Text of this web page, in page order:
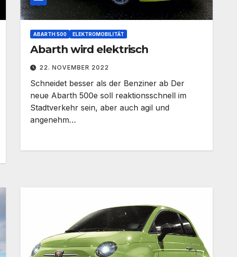
ABARTH 500 ELEKTROMOBILITÄT
Abarth wird elektrisch
22. NOVEMBER 2022
Schneidet besser als der Benziner ab Der
neue Abarth 500e soll reaktionsschnell im
Stadtverkehr sein, aber auch agil und
angenehm…